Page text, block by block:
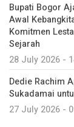
Bupati Bogor
Awal
Komitmen
Sejarah
28 July 2026 -
Dedie Rachim
Sukadamai
27 July 2026 -